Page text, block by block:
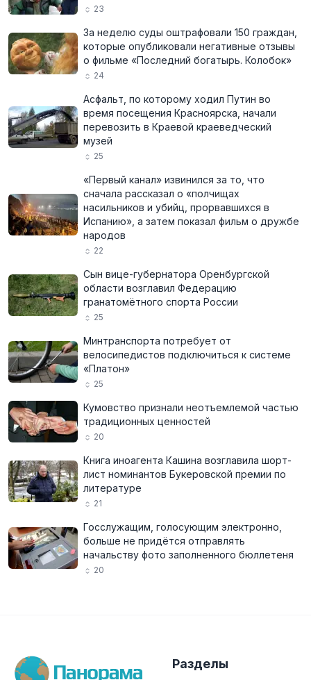
23
За неделю суды оштрафовали 150 граждан,
которые опубликовали негативные отзывы
о фильме «Последний богатырь. Колобок»
24
Асфальт, по которому ходил Путин во
время посещения Красноярска, начали
перевозить в Краевой краеведческий
музей
25
«Первый канал» извинился за то, что
сначала рассказал о «полчищах
насильников и убийц, прорвавшихся в
Испанию», а затем показал фильм о дружбе
народов
22
Сын вице-губернатора Оренбургской
области возглавил Федерацию
гранатомётного спорта России
25
Минтранспорта потребует от
велосипедистов подключиться к системе
«Платон»
25
Кумовство признали неотъемлемой частью
традиционных ценностей
20
Книга иноагента Кашина возглавила шорт-
лист номинантов Букеровской премии по
литературе
21
Госслужащим, голосующим электронно,
больше не придётся отправлять
начальству фото заполненного бюллетеня
20
Разделы